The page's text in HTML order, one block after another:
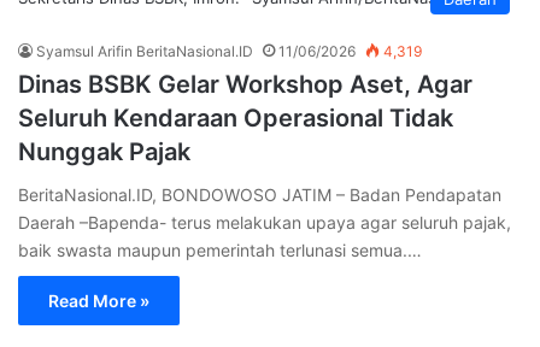
Syamsul Arifin BeritaNasional.ID 11/06/2026 4,319
Dinas BSBK Gelar Workshop Aset, Agar
Seluruh Kendaraan Operasional Tidak
Nunggak Pajak
BeritaNasional.ID, BONDOWOSO JATIM – Badan Pendapatan
Daerah –Bapenda- terus melakukan upaya agar seluruh pajak,
baik swasta maupun pemerintah terlunasi semua.…
Read More »